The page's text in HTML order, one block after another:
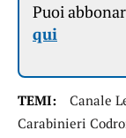
Puoi
qui
TEMI: Canale
Carabinieri